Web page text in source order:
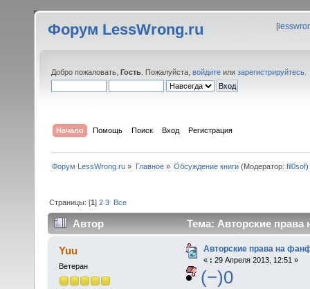
Форум LessWrong.ru [
Добро пожаловать, Гость . Пожалуйста, войдите или зарегистрируйтесь
Начало Помощь Поиск Вход Регистрация
Форум LessWrong.ru » Главное» Обсуждение книги(Модератор: fil0sof)
Страницы: [1]2 3 Все
Автор Тема: Авторские права
Yuu
Ветеран
Авторские права на
« : 29 Апреля 2013, 12:51 »
(−)0